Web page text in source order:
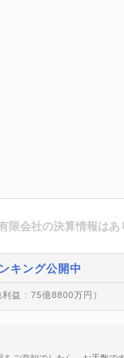
限会社の決算情報はあ
キング公開中
利益 : 75億8800万円）